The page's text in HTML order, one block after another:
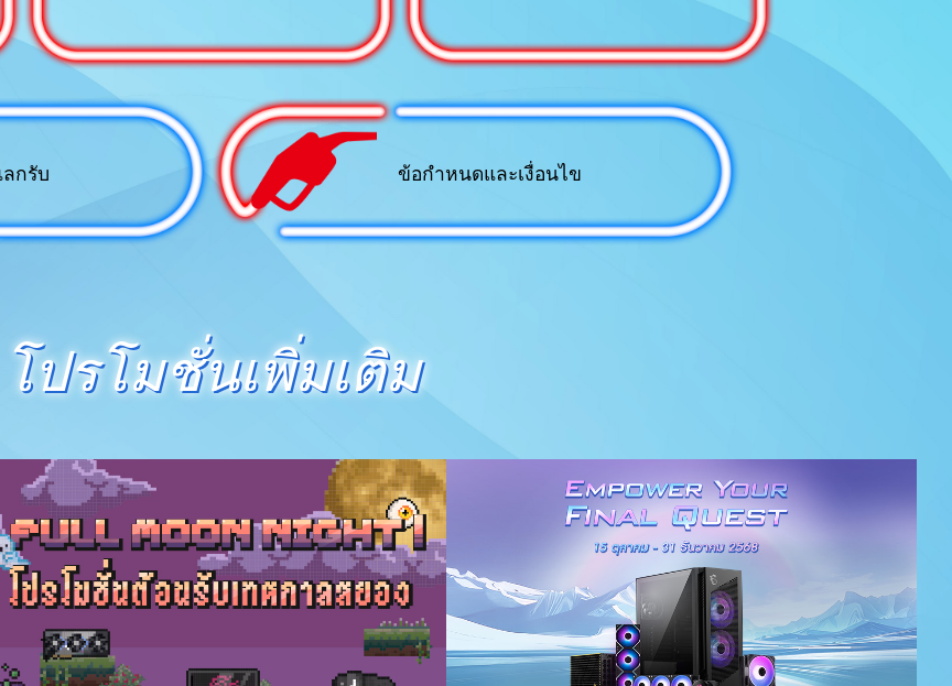
ลกรับ ข้อกำหนดและเงื่อนไข
โปรโมชั่นเพิ่มเติม